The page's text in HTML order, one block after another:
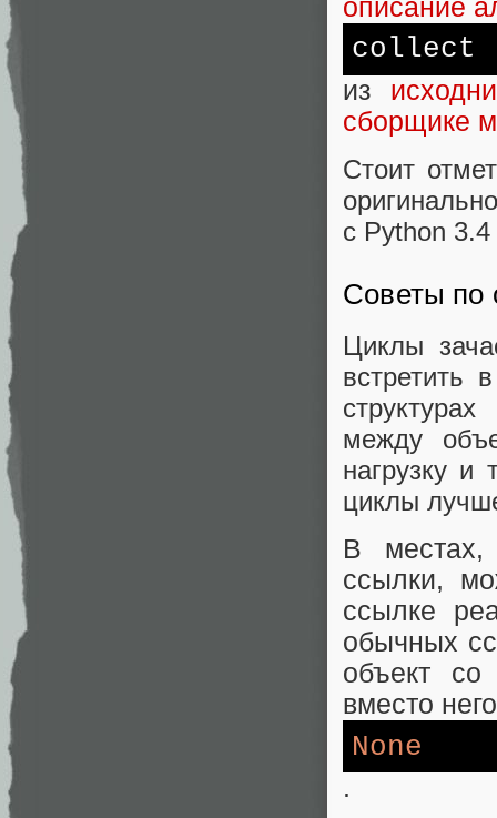
описание
collect
из
сборщике
Стоит
с Python
Советы по
Циклы
встретить
между
нагрузку и
циклы
В местах,
ссылки,
ссылке
обычных
объект
вместо
None
.